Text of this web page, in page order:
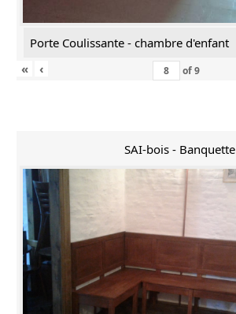
Porte Coulissante - chambre d'enfant
«
‹ of9
SAI-bois - Banquette